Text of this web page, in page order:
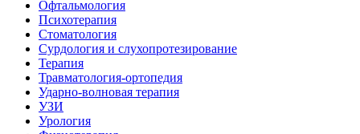
Офтальмология
Психотерапия
Стоматология
Сурдология и слухопротезирование
Терапия
Травматология-ортопедия
Ударно-волновая терапия
УЗИ
Урология